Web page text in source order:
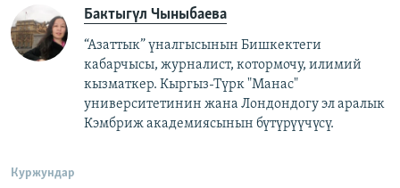
Бактыгүл Чыныбаева
“Азаттык” үналгысынын Бишкектеги
кабарчысы, журналист, котормочу, илимий
кызматкер. Кыргыз-Түрк "Манас"
университетинин жана Лондондогу эл аралык
Кэмбриж академиясынын бүтүрүүчүсү.
Куржундар